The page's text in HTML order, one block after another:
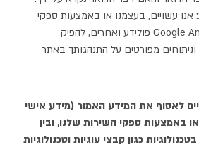
אנו עשויים, בעצמנו או באמצעות ספקי
שירותים כגון Google Analytics פולידע ואחרים, להפיק
מפורטים על התנהגותך באתר
לאסוף את המידע האמור (מידע אישי
באמצעות ספקי השירות שלנו, ובין
כגון קבצי עוגיות וטכנולוגיות